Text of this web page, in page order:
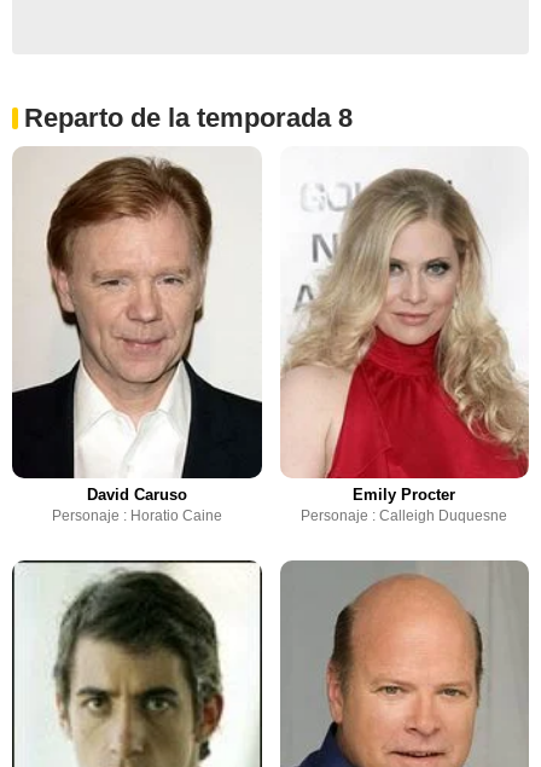
Reparto de la temporada 8
David Caruso
Personaje : Horatio Caine
Emily Procter
Personaje : Calleigh Duquesne